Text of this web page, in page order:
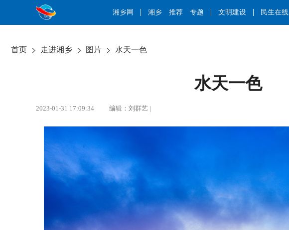
湘乡网 湘乡 推荐 专题 文明建设 民生在线
首页 走进湘乡 图片 水天一色
水天一色
2023-01-31 17:09:34 编辑：刘群艺 |